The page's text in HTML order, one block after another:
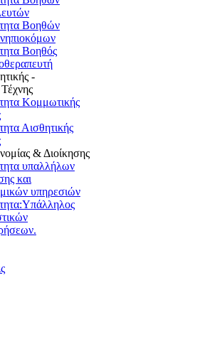
Βοηθών
Βοηθός
-
Κομμωτικής
Αισθητικής
& Διοίκησης
υπαλλήλων
και
υπηρεσιών